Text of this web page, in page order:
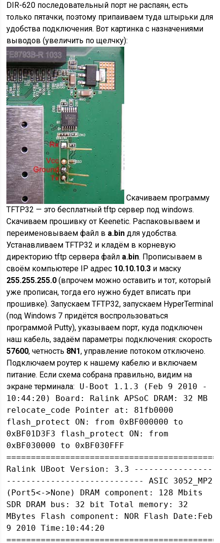
DIR-620 последовательный порт не распаян, есть
только пятачки, поэтому припаиваем туда штырьки для
удобства подключения. Вот картинка с назначениями
выводов (увеличить по щелчку):
Скачиваем программу
TFTP32 — это бесплатный tftp сервер под windows.
Скачиваем прошивку от Keenetic. Распаковываем и
переименовываем файл в a.bin для удобства.
Устанавливаем TFTP32 и кладём в корневую
директорию tftp сервера файл a.bin. Прописываем в
своём компьютере IP адрес 10.10.10.3 и маску
255.255.255.0 (впрочем можно оставить и тот, который
уже прописан, тогда его нужно будет вписать при
прошивке). Запускаем TFTP32, запускаем HyperTerminal
(под Windows 7 придётся воспрользоваться
программой Putty), указываем порт, куда подключен
наш кабель, задаём параметры подключения: скорость
57600, четность 8N1, управление потоком отключено.
Подключаем роутер к нашему кабелю и включаем
питание. Если схема собрана правильно, видим на
экране терминала: U-Boot 1.1.3 (Feb 9 2010 -
10:44:20) Board: Ralink APSoC DRAM: 32 MB
relocate_code Pointer at: 81fb0000
flash_protect ON: from 0xBF000000 to
0xBF01D3F3 flash_protect ON: from
0xBF030000 to 0xBF030FFF
Ralink UBoot Version: 3.3 ----------------
---------------------------- ASIC 3052_MP2
(Port5<->None) DRAM component: 128 Mbits
SDR DRAM bus: 32 bit Total memory: 32
MBytes Flash component: NOR Flash Date:Feb
9 2010 Time:10:44:20